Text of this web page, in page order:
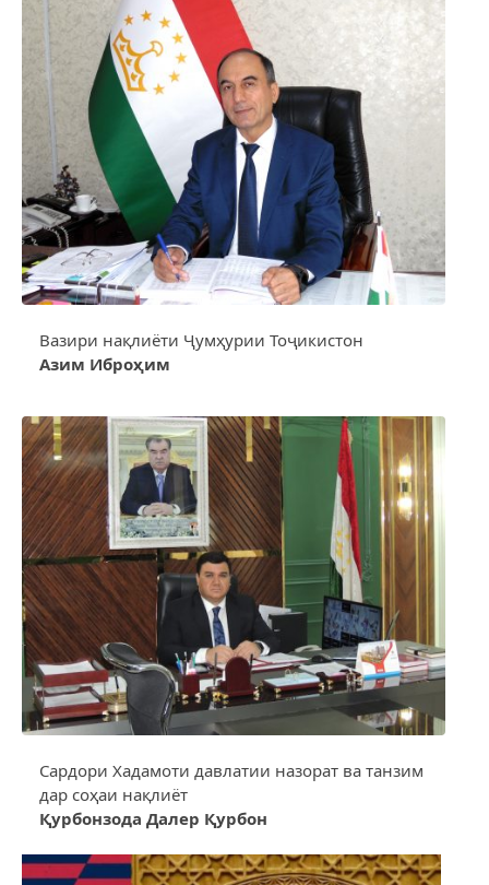
Вазири нақлиёти Ҷумҳурии Тоҷикистон
Азим Иброҳим
Сардори Хадамоти давлатии назорат ва танзим
дар соҳаи нақлиёт
Қурбонзода Далер Қурбон